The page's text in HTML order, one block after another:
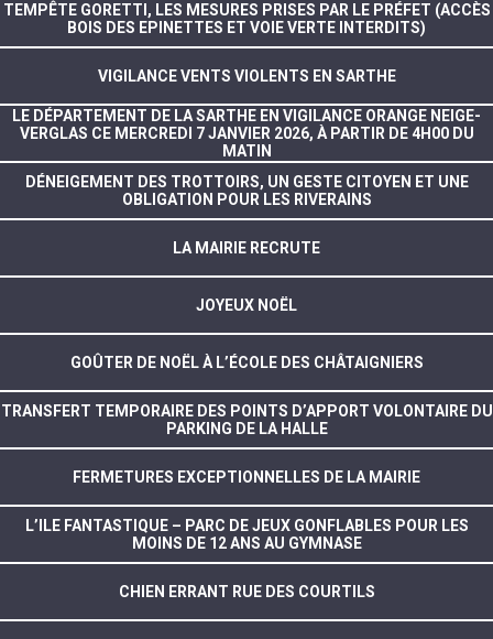
TEMPÊTE GORETTI, LES MESURES PRISES PAR LE PRÉFET (ACCÈS
BOIS DES EPINETTES ET VOIE VERTE INTERDITS)
VIGILANCE VENTS VIOLENTS EN SARTHE
LE DÉPARTEMENT DE LA SARTHE EN VIGILANCE ORANGE NEIGE-
VERGLAS CE MERCREDI 7 JANVIER 2026, À PARTIR DE 4H00 DU
MATIN
DÉNEIGEMENT DES TROTTOIRS, UN GESTE CITOYEN ET UNE
OBLIGATION POUR LES RIVERAINS
LA MAIRIE RECRUTE
JOYEUX NOËL
GOÛTER DE NOËL À L’ÉCOLE DES CHÂTAIGNIERS
TRANSFERT TEMPORAIRE DES POINTS D’APPORT VOLONTAIRE DU
PARKING DE LA HALLE
FERMETURES EXCEPTIONNELLES DE LA MAIRIE
L’ILE FANTASTIQUE – PARC DE JEUX GONFLABLES POUR LES
MOINS DE 12 ANS AU GYMNASE
CHIEN ERRANT RUE DES COURTILS